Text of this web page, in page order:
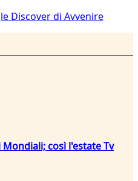
Discover di Avvenire
così l'estate Tv